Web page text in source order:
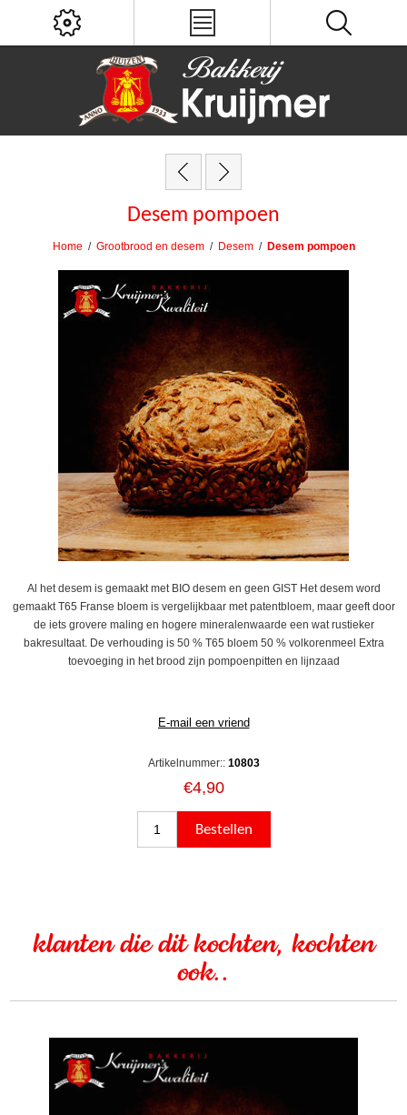
Desem pompoen
Home / Grootbrood en desem / Desem / Desem pompoen
Al het desem is gemaakt met BIO desem en geen GIST Het desem word
gemaakt T65 Franse bloem is vergelijkbaar met patentbloem, maar geeft door
de iets grovere maling en hogere mineralenwaarde een wat rustieker
bakresultaat. De verhouding is 50 % T65 bloem 50 % volkorenmeel Extra
toevoeging in het brood zijn pompoenpitten en lijnzaad
Artikelnummer:: 10803
€4,90
klanten die dit kochten, kochten
ook..